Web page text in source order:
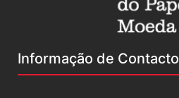
Informação de Contacto